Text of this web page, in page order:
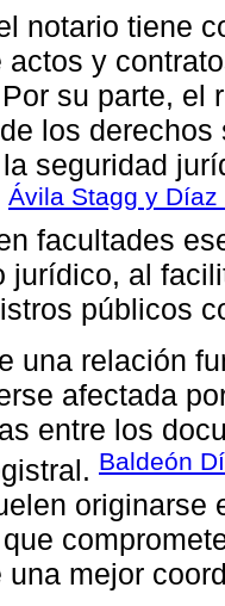
notario tiene
actos y
su parte, el
los
seguridad
Ávila Stagg y
facultades
jurídico, al
públicos
una relación
afectada
entre los
Baldeón
originarse
una mejor